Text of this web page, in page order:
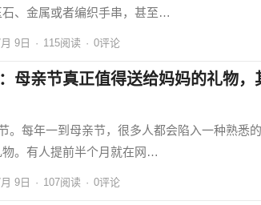
、金属或者编织手串，甚至…
9日 · 115阅读 · 0评论
母亲节真正值得送给妈妈的礼物，
。每年一到母亲节，很多人都会陷入一种熟悉
。有人提前半个月就在网…
9日 · 107阅读 · 0评论